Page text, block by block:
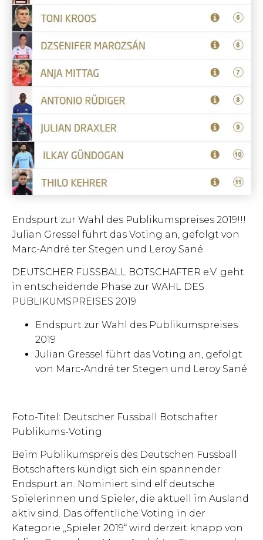
Endspurt zur Wahl des Publikumspreises 2019!!!
Julian Gressel führt das Voting an, gefolgt von
Marc-André ter Stegen und Leroy Sané
DEUTSCHER FUSSBALL BOTSCHAFTER e.V. geht
in entscheidende Phase zur WAHL DES
PUBLIKUMSPREISES 2019
Endspurt zur Wahl des Publikumspreises
2019
Julian Gressel führt das Voting an, gefolgt
von Marc-André ter Stegen und Leroy Sané
Foto-Titel: Deutscher Fussball Botschafter
Publikums-Voting
Beim Publikumspreis des Deutschen Fussball
Botschafters kündigt sich ein spannender
Endspurt an. Nominiert sind elf deutsche
Spielerinnen und Spieler, die aktuell im Ausland
aktiv sind. Das öffentliche Voting in der
Kategorie „Spieler 2019“ wird derzeit knapp von